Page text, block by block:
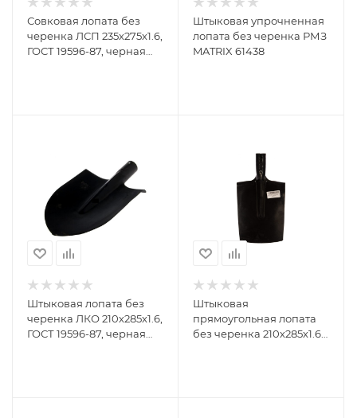
Совковая лопата без
черенка ЛСП 235х275х1.6,
ГОСТ 19596-87, черная
Штыковая упрочненная
лопата без черенка РМЗ
MATRIX 61438
Штыковая лопата без
черенка ЛКО 210х285х1.6,
ГОСТ 19596-87, черная
Штыковая
прямоугольная лопата
без черенка 210х285х1.6,